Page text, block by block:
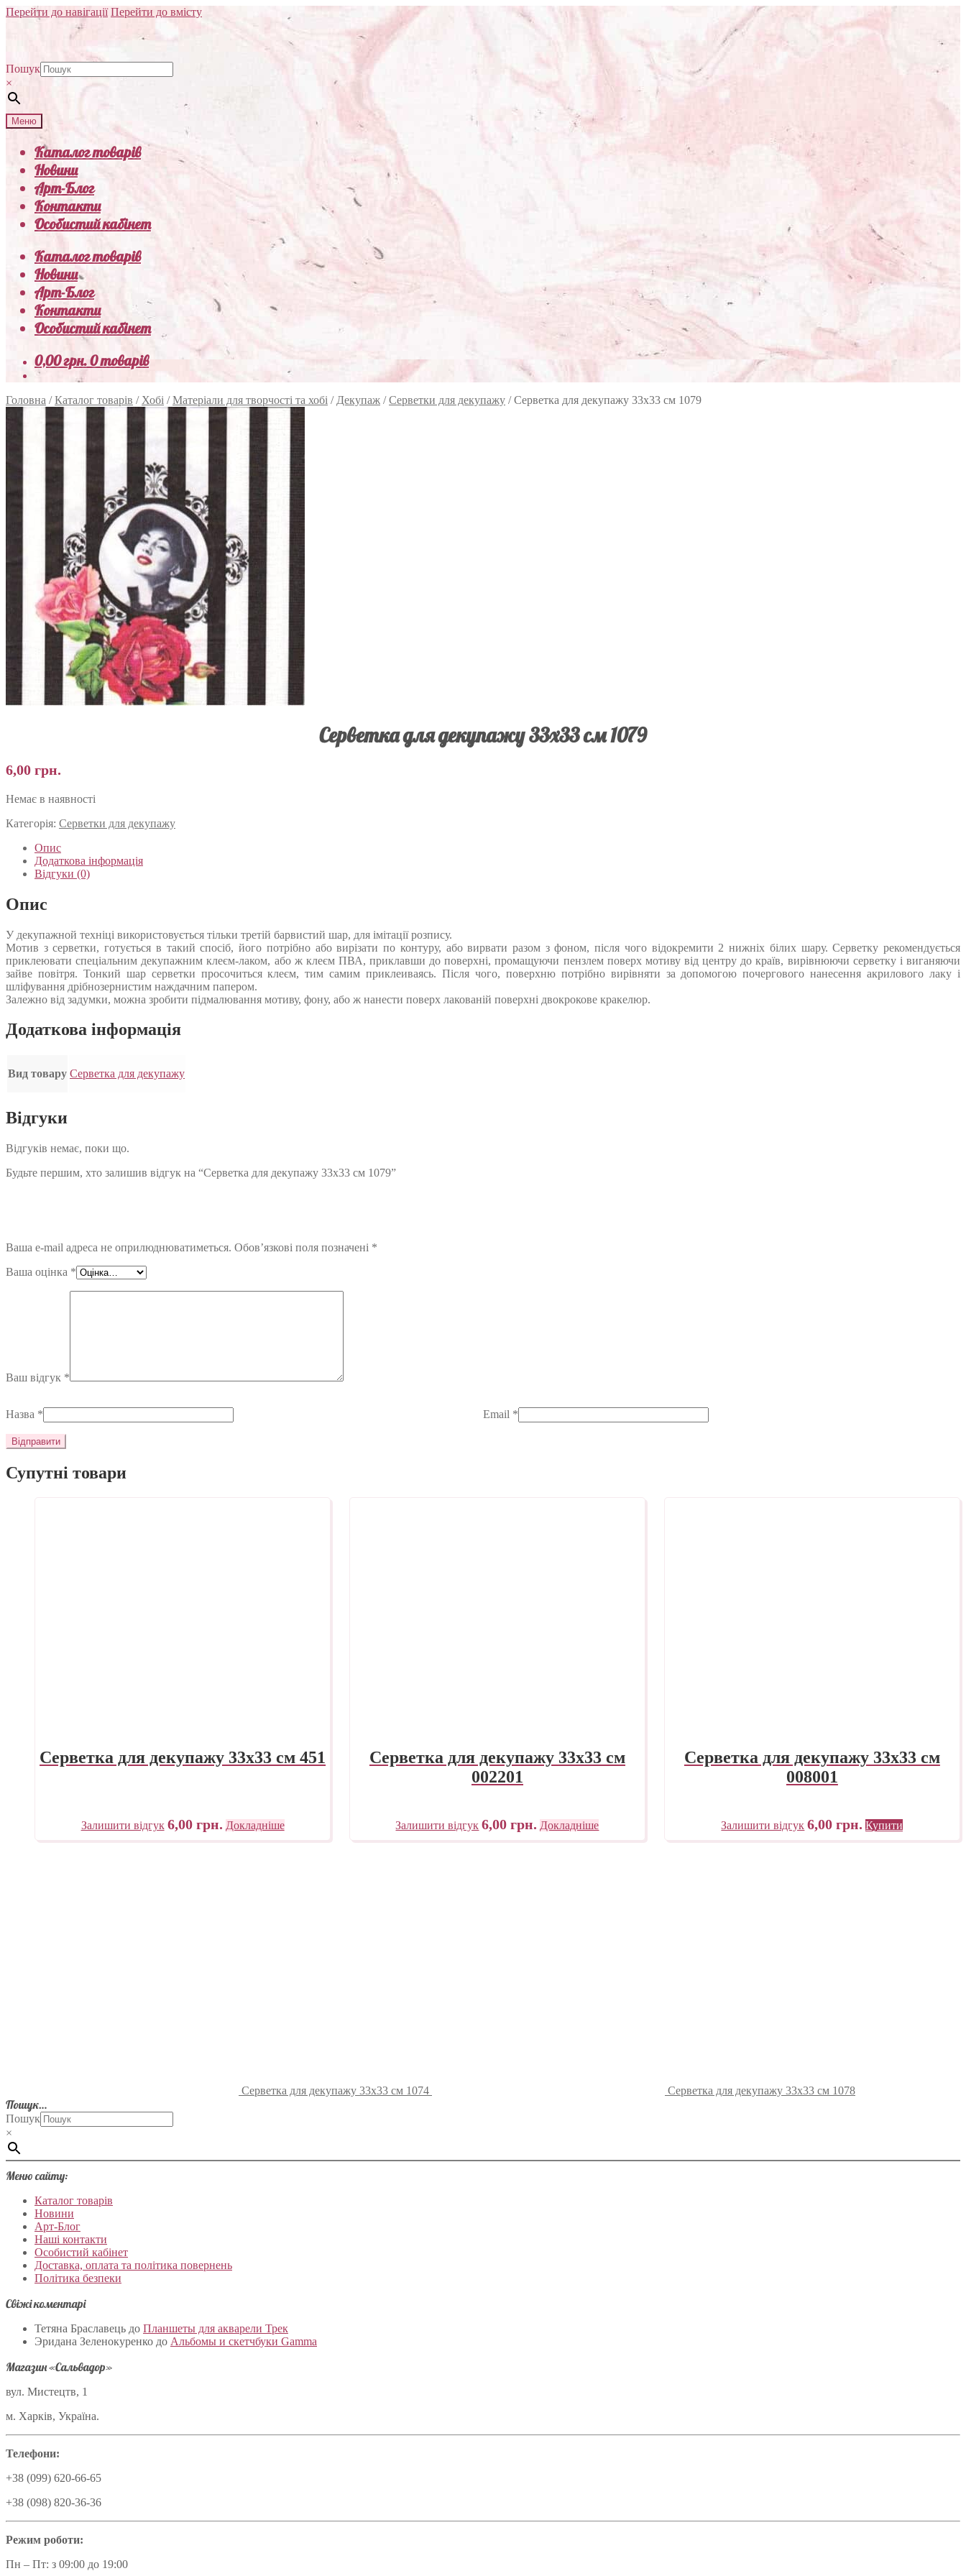
Перейти до навігації Перейти до вмісту
Пошук
×
Меню
Каталог товарів
Новини
Арт-Блог
Контакти
Особистий кабінет
Каталог товарів
Новини
Арт-Блог
Контакти
Особистий кабінет
0,00грн.0 товарів
Головна /Каталог товарів / Хобі /Матеріали для творчості та хобі / Декупаж /Серветки для декупажу /Серветка для декупажу 33х33 см 1079
Серветка для декупажу 33х33 см 1079
6,00 грн.
Немає в наявності
Категорія: Серветки для декупажу
Опис
Додаткова інформація
Відгуки (0)
Опис
У декупажной техніці використовується тільки третій барвистий шар, для імітації розпису.
Мотив з серветки, готується в такий спосіб, його потрібно або вирізати по контуру, або вирвати разом з фоном, після чого відокремити 2 нижніх білих шару. Серветку рекомендується
приклеювати спеціальним декупажним клеєм-лаком, або ж клеєм ПВА, приклавши до поверхні, промащуючи пензлем поверх мотиву від центру до країв, вирівнюючи серветку і виганяючи
зайве повітря. Тонкий шар серветки просочиться клеєм, тим самим приклеиваясь. Після чого, поверхню потрібно вирівняти за допомогою почергового нанесення акрилового лаку і
шліфування дрібнозернистим наждачним папером.
Залежно від задумки, можна зробити підмалювання мотиву, фону, або ж нанести поверх лакованій поверхні двокрокове кракелюр.
Додаткова інформація
Вид товару Серветка для декупажу
Відгуки
Відгуків немає, поки що.
Будьте першим, хто залишив відгук на “Серветка для декупажу 33х33 см 1079”
Ваша e-mail адреса не оприлюднюватиметься. Обов’язкові поля позначені *
Ваша оцінка *
Ваш відгук *
Назва * Email *
Супутні товари
Серветка для декупажу 33х33 см 451
Залишити відгук 6,00 грн. Докладніше
Серветка для декупажу 33х33 см
002201
Залишити відгук 6,00грн. Докладніше
Серветка для декупажу 33х33 см
008001
Залишити відгук 6,00грн. Купити
Серветка для декупажу 33х33 см 1074 Серветка для декупажу 33х33 см 1078
Пошук…
Пошук
×
Меню сайту:
Каталог товарів
Новини
Арт-Блог
Наші контакти
Особистий кабінет
Доставка, оплата та політика повернень
Політика безпеки
Свіжі коментарі
Тетяна Браславець до Планшеты для акварели Трек
Эридана Зеленокуренко до Альбомы и скетчбуки Gamma
Магазин «Сальвадор»
вул. Мистецтв, 1
м. Харків, Україна.
Телефони:
+38 (099) 620-66-65
+38 (098) 820-36-36
Режим роботи:
Пн – Пт: з 09:00 до 19:00